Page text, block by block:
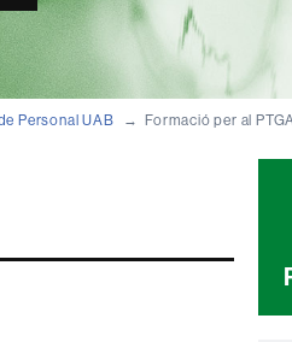
Personal UAB Formació per al